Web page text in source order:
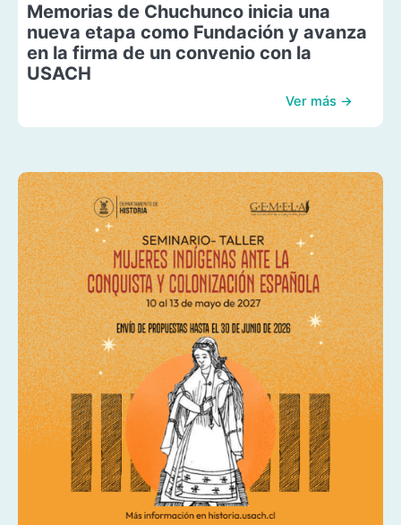
Memorias de Chuchunco inicia una
nueva etapa como Fundación y avanza
en la firma de un convenio con la
USACH
Ver más →